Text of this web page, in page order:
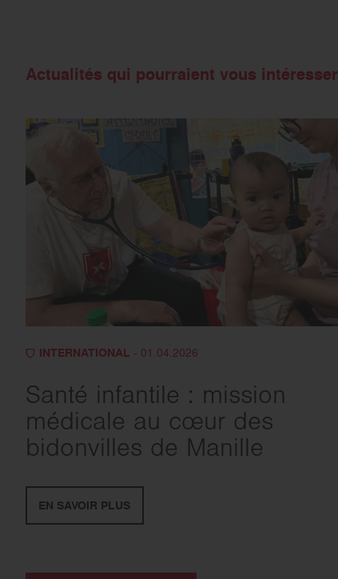
Actualités qui pourraient vous intéresser
INTERNATIONAL - 01.04.2026
Santé infantile : mission
médicale au cœur des
bidonvilles de Manille
EN SAVOIR PLUS